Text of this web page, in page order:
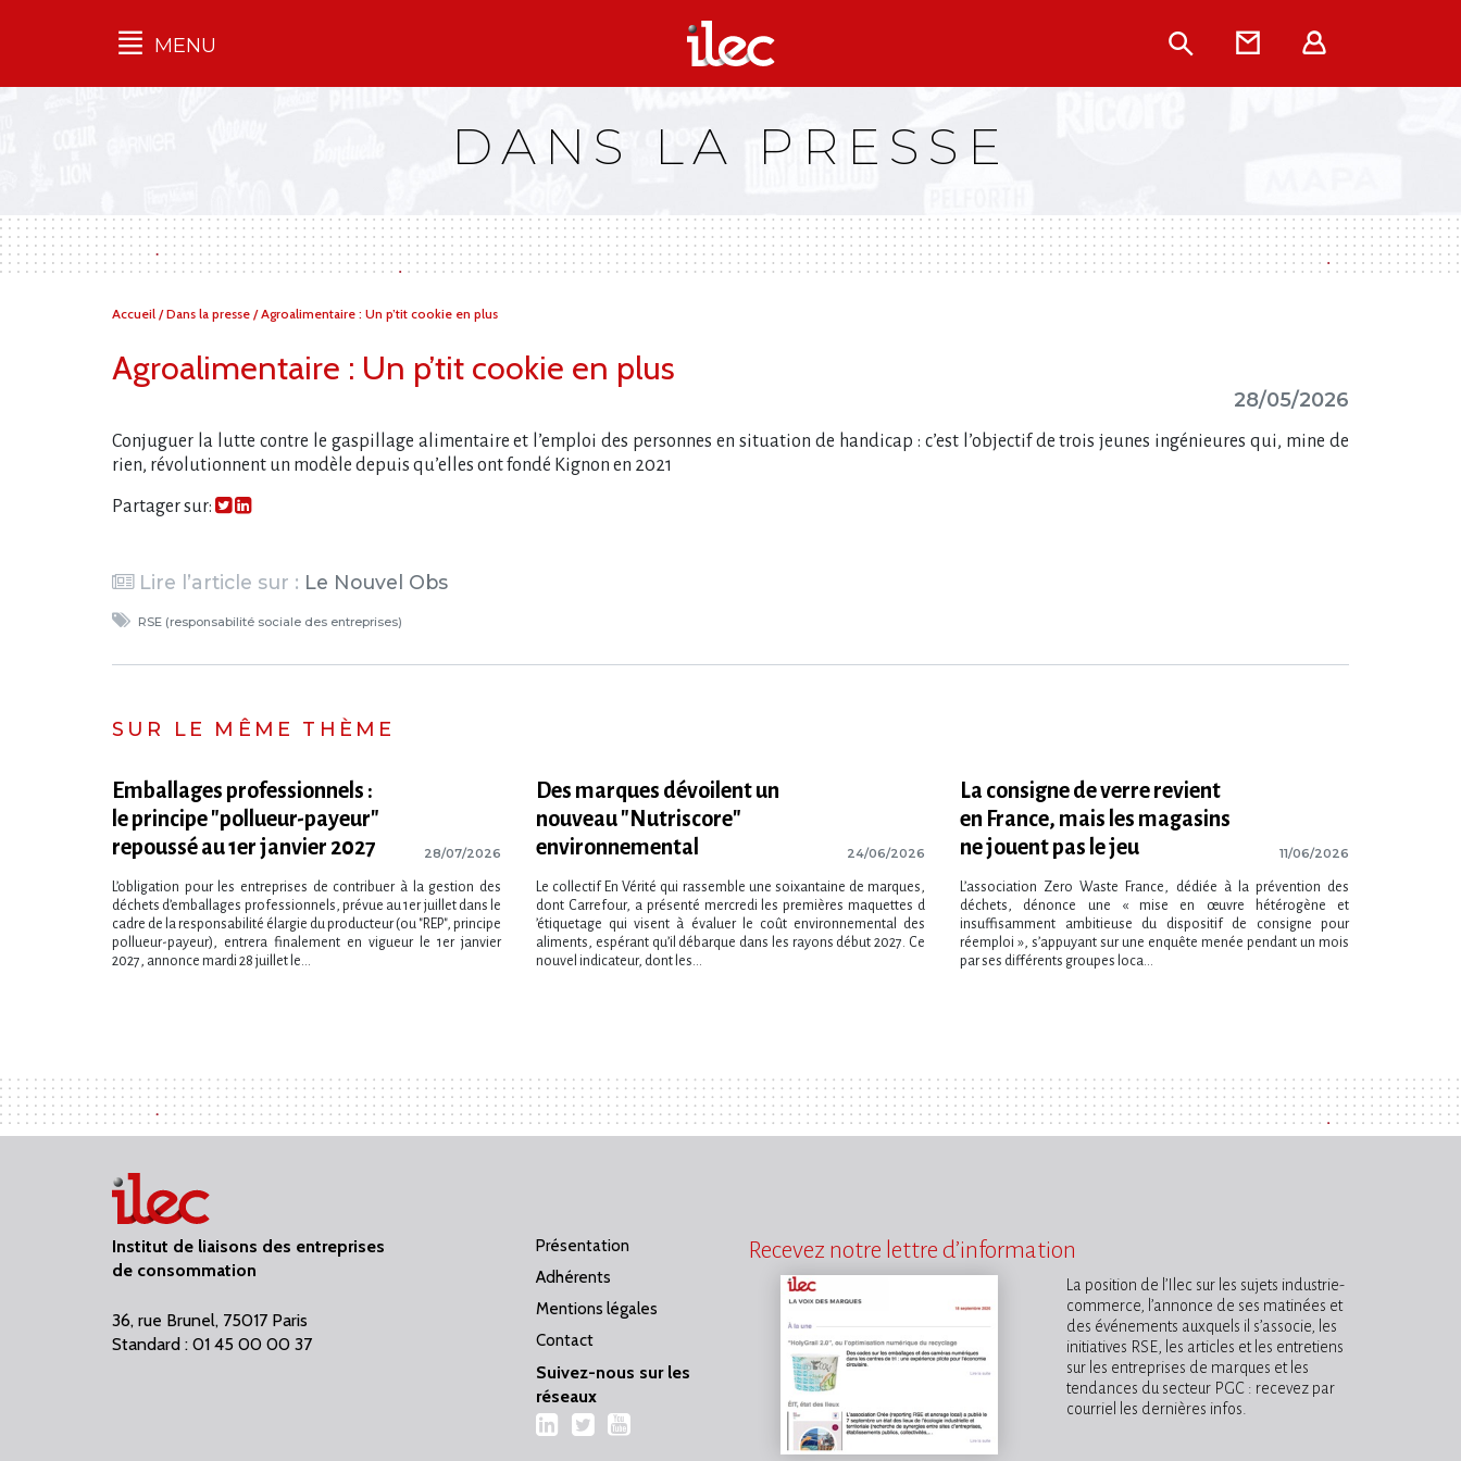
Qu'est-ce que l’Ilec
Campagnes
multimarques
MENU Rechercher
Contact
DANS LA PRESSE
Vous
Accueil /Dans la presse /Agroalimentaire : Un p’tit cookie en plus
Agroalimentaire : Un p’tit cookie en plus
28/05/2026
Conjuguer la lutte contre le gaspillage alimentaire et l’emploi des personnes en situation de handicap : c’est l’objectif de trois jeunes ingénieures qui, mine de
rien, révolutionnent un modèle depuis qu’elles ont fondé Kignon en 2021
Partager sur:
Lire l’article sur : Le Nouvel Obs
RSE (responsabilité sociale des entreprises)
SUR LE MÊME THÈME
Emballages professionnels :
le principe "pollueur-payeur"
repoussé au 1er janvier 2027
28/07/2026
L​‌’obligation pour les entreprises de contribuer à la gestion des
déchets d​‌’emballages professionnels, prévue au 1er juillet dans le
cadre de la responsabilité élargie du producteur (ou "REP", principe
pollueur-payeur), entrera finalement en vigueur le 1er janvier
2027, annonce mardi 28 juillet le...
Des marques dévoilent un
nouveau "Nutriscore"
environnemental
24/06/2026
Le collectif En Vérité qui rassemble une soixantaine de marques,
dont Carrefour, a présenté mercredi les premières maquettes d​
‌’étiquetage qui visent à évaluer le coût environnemental des
aliments, espérant qu​‌’il débarque dans les rayons début 2027. Ce
nouvel indicateur, dont les...
La consigne de verre revient
en France, mais les magasins
ne jouent pas le jeu
11/06/2026
L’association Zero Waste France, dédiée à la prévention des
déchets, dénonce une « mise en œuvre hétérogène et
insuffisamment ambitieuse du dispositif de consigne pour
réemploi », s’appuyant sur une enquête menée pendant un mois
par ses différents groupes loca...
Institut de liaisons des entreprises
de consommation
36, rue Brunel, 75017 Paris
Standard : 01 45 00 00 37
Présentation
Adhérents
Mentions légales
Contact
Suivez-nous sur les
réseaux
LinkedIn
TwitterYouTube
Recevez notre lettre d’information
La position de l’Ilec sur les sujets industrie-
commerce, l’annonce de ses matinées et
des événements auxquels il s’associe, les
initiatives RSE, les articles et les entretiens
sur les entreprises de marques et les
tendances du secteur PGC : recevez par
courriel les dernières infos.